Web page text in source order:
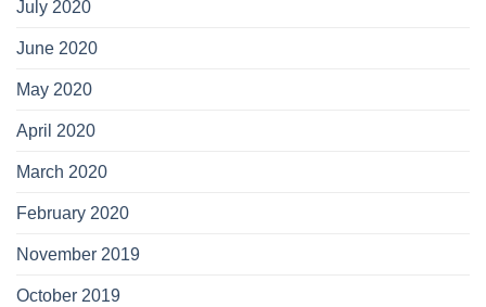
July 2020
June 2020
May 2020
April 2020
March 2020
February 2020
November 2019
October 2019